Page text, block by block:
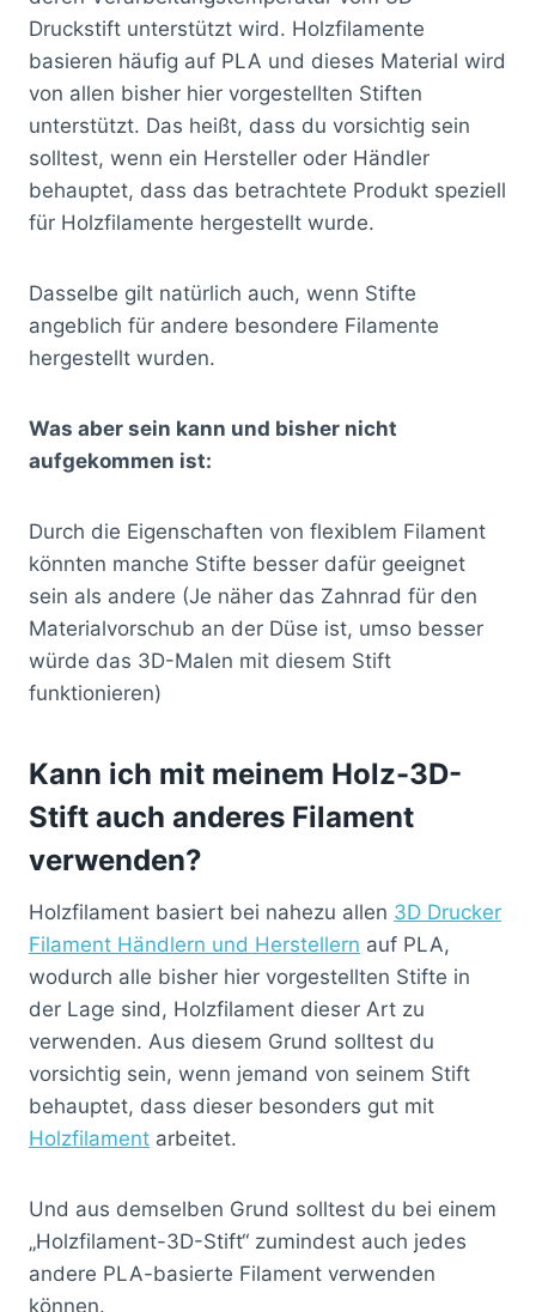
Druckstift unterstützt wird. Holzfilamente
basieren häufig auf PLA und dieses Material wird
von allen bisher hier vorgestellten Stiften
unterstützt. Das heißt, dass du vorsichtig sein
solltest, wenn ein Hersteller oder Händler
behauptet, dass das betrachtete Produkt speziell
für Holzfilamente hergestellt wurde.
Dasselbe gilt natürlich auch, wenn Stifte
angeblich für andere besondere Filamente
hergestellt wurden.
Was aber sein kann und bisher nicht
aufgekommen ist:
Durch die Eigenschaften von flexiblem Filament
könnten manche Stifte besser dafür geeignet
sein als andere (Je näher das Zahnrad für den
Materialvorschub an der Düse ist, umso besser
würde das 3D-Malen mit diesem Stift
funktionieren)
Kann ich mit meinem Holz-3D-
Stift auch anderes Filament
verwenden?
Holzfilament basiert bei nahezu allen 3D Drucker
Filament Händlern und Herstellern auf PLA,
wodurch alle bisher hier vorgestellten Stifte in
der Lage sind, Holzfilament dieser Art zu
verwenden. Aus diesem Grund solltest du
vorsichtig sein, wenn jemand von seinem Stift
behauptet, dass dieser besonders gut mit
Holzfilament arbeitet.
Und aus demselben Grund solltest du bei einem
„Holzfilament-3D-Stift“ zumindest auch jedes
andere PLA-basierte Filament verwenden
können.